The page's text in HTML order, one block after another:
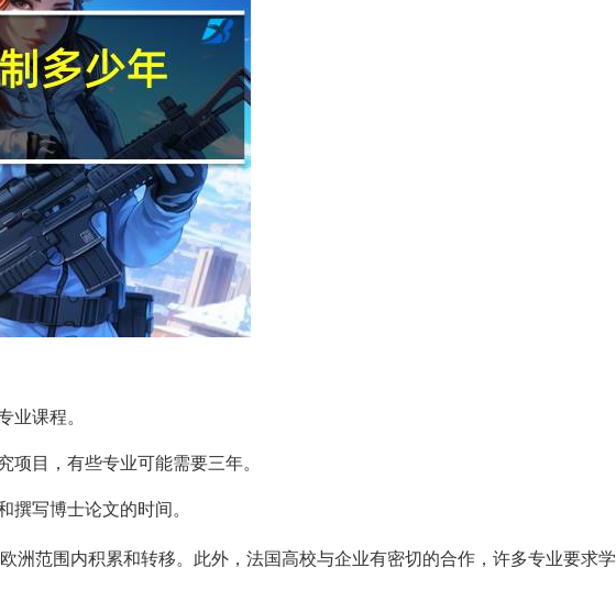
课程。
目，有些专业可能需要三年。
写博士论文的时间。
洲范围内积累和转移。此外，法国高校与企业有密切的合作，许多专业要求学